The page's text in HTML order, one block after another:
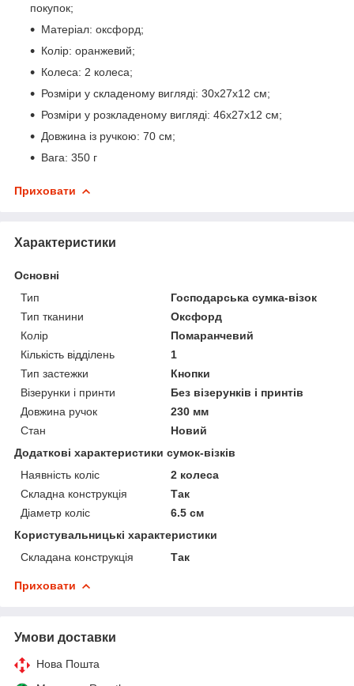
покупок;
Матеріал: оксфорд;
Колір: оранжевий;
Колеса: 2 колеса;
Розміри у складеному вигляді: 30х27х12 см;
Розміри у розкладеному вигляді: 46х27х12 см;
Довжина із ручкою: 70 см;
Вага: 350 г
Приховати
Характеристики
Основні
Тип
Господарська сумка-візок
Тип тканини
Оксфорд
Колір
Помаранчевий
Кількість відділень
1
Тип застежки
Кнопки
Візерунки і принти
Без візерунків і принтів
Довжина ручок
230 мм
Стан
Новий
Додаткові характеристики сумок-візків
Наявність коліс
2 колеса
Складна конструкція
Так
Діаметр коліс
6.5 см
Користувальницькі характеристики
Складана конструкція
Так
Приховати
Умови доставки
Нова Пошта